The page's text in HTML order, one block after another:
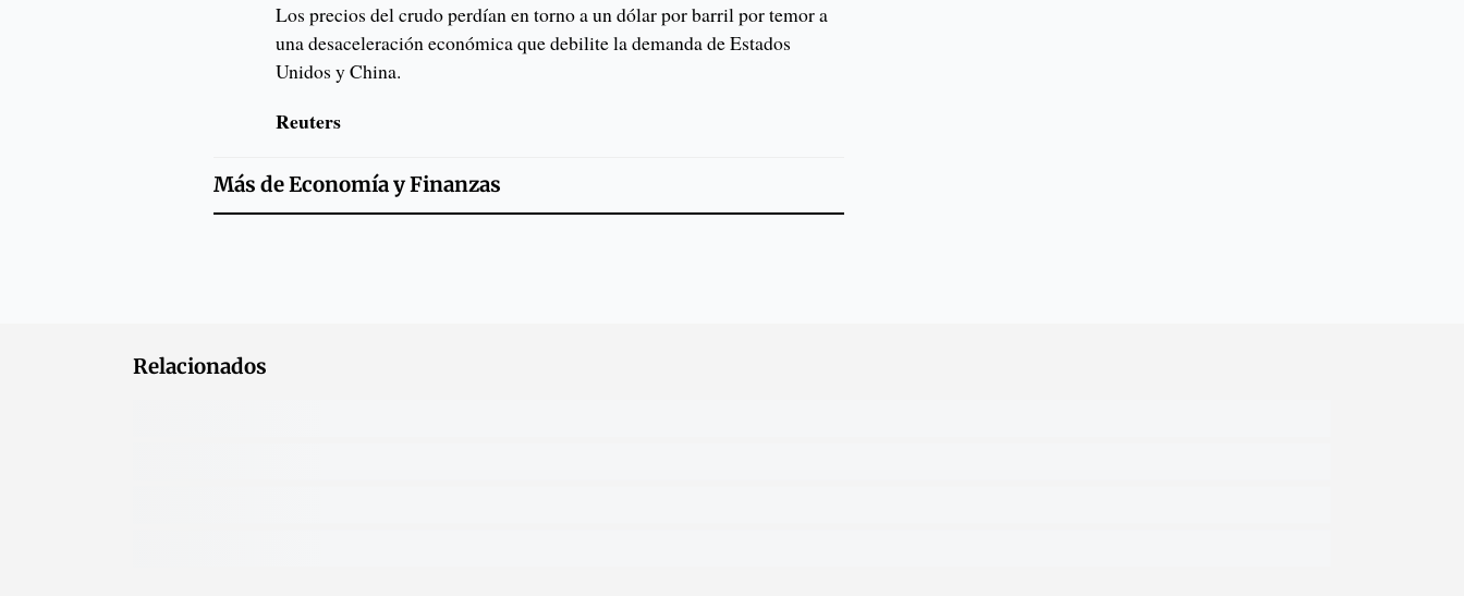
Los precios del crudo perdían en torno a un dólar por barril por temor a
una desaceleración económica que debilite la demanda de Estados
Unidos y China.
Reuters
Más deEconomía y Finanzas
Relacionados